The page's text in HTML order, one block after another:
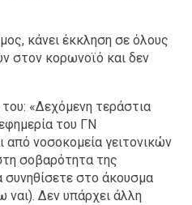
κάνει έκκληση σε όλους
στον κορωνοϊό και δεν
«Δεχόμενη τεράστια
του ΓΝ
από νοσοκομεία γειτονικών
σοβαρότητα της
συνηθίσετε στο άκουσμα
ναι). Δεν υπάρχει άλλη